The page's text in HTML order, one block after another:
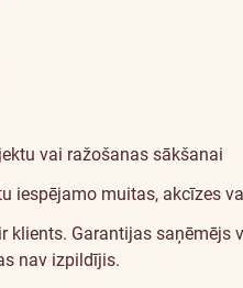
vai ražošanas sākšanai
iespējamo muitas, akcīzes
Garantijas
nav izpildījis.